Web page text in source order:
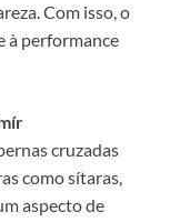
Com isso, o
à performance
cruzadas
como sítaras,
aspecto de